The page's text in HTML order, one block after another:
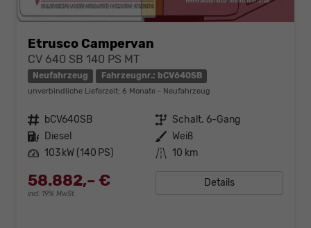
Etrusco Campervan
CV 640 SB 140 PS MT
Neufahrzeug Fahrzeugnr.: bCV640SB
unverbindliche Lieferzeit: 6 Monate Neufahrzeug
Fahrzeugnr. bCV640SB Getriebe Schalt. 6-Gang
Kraftstoff Diesel Außenfarbe Weiß
Leistung 103 kW (140 PS) Kilometerstand 10 km
58.882,– €
incl. 19% MwSt.
Details